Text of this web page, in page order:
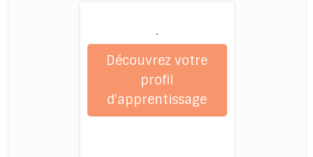
.
Découvrez votre
profil
d'apprentissage